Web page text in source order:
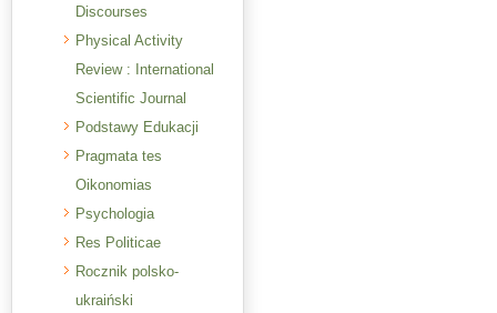
Discourses
Physical Activity
Review : International
Scientific Journal
Podstawy Edukacji
Pragmata tes
Oikonomias
Psychologia
Res Politicae
Rocznik polsko-
ukraiński